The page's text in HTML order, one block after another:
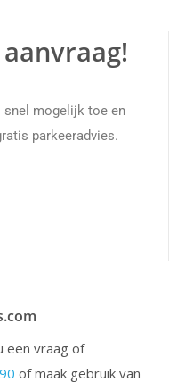
snel mogelijk toe en
parkeeradvies.
een vraag of
of maak gebruik van